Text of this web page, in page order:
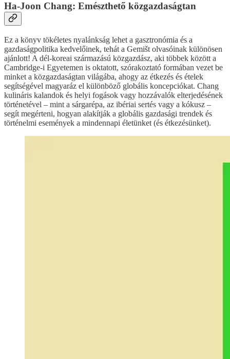
Ha-Joon Chang: Emészthető közgazdaságtan
Ez a könyv tökéletes nyalánkság lehet a gasztronómia és a
gazdaságpolitika kedvelőinek, tehát a Gemišt olvasóinak különösen
ajánlott! A dél-koreai származású közgazdász, aki többek között a
Cambridge-i Egyetemen is oktatott, szórakoztató formában vezet be
minket a közgazdaságtan világába, ahogy az étkezés és ételek
segítségével magyaráz el különböző globális koncepciókat. Chang
kulináris kalandok és helyi fogások vagy hozzávalók elterjedésének
történetével – mint a sárgarépa, az ibériai sertés vagy a kókusz –
segít megérteni, hogyan alakítják a globális gazdasági trendek és
történelmi események a mindennapi életünket (és étkezésünket).